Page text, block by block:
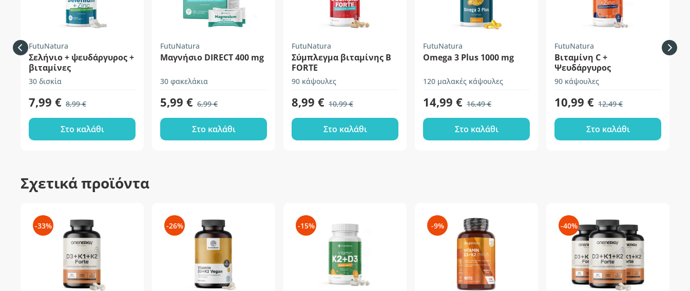
FutuNatura
Σελήνιο + ψευδάργυρος +
βιταμίνες
30 δισκία
7,99 € 8,99 €
Στο καλάθι
FutuNatura
Μαγνήσιο DIRECT 400 mg
30 φακελάκια
5,99 € 6,99 €
Στο καλάθι
FutuNatura
Σύμπλεγμα βιταμίνης Β
FORTE
90 κάψουλες
8,99 € 10,99 €
Στο καλάθι
FutuNatura
Omega 3 Plus 1000 mg
120 μαλακές κάψουλες
14,99 € 16,49 €
Στο καλάθι
FutuNatura
Βιταμίνη C +
Ψευδάργυρος
90 κάψουλες
10,99 € 12,49 €
Στο καλάθι
Σχετικά προϊόντα
-33% -26% -15% -9% -40%